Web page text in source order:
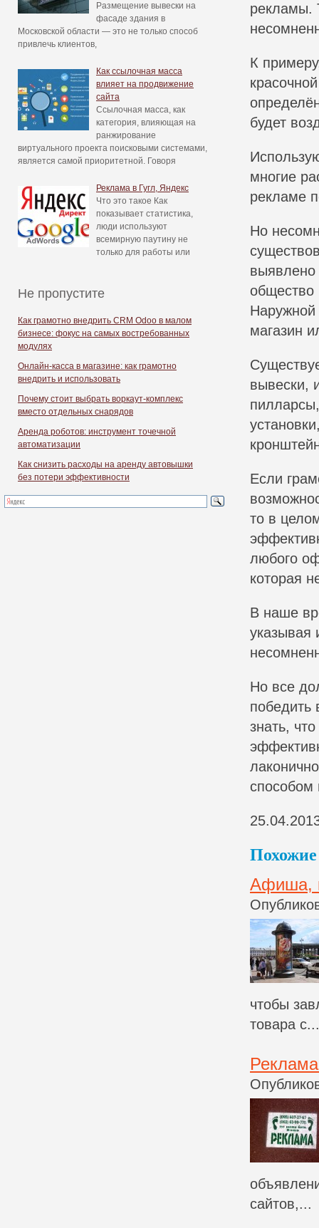
Размещение вывески на
фасаде здания в
Московской области — это не только способ
привлечь клиентов,
Как ссылочная масса
влияет на продвижение
сайта
Ссылочная масса, как
категория, влияющая на
ранжирование
виртуального проекта поисковыми системами,
является самой приоритетной. Говоря
Реклама в Гугл, Яндекс
Что это такое Как
показывает статистика,
люди используют
всемирную паутину не
только для работы или
Не пропустите
Как грамотно внедрить CRM Odoo в малом
бизнесе: фокус на самых востребованных
модулях
Онлайн-касса в магазине: как грамотно
внедрить и использовать
Почему стоит выбрать воркаут-комплекс
вместо отдельных снарядов
Аренда роботов: инструмент точечной
автоматизации
Как снизить расходы на аренду автовышки
без потери эффективности
рекламы.
К
будет
многие
рекламе
Но
выявлено
общество
Наружной
магазин
вывески,
Если
то в
любого
которая
В наше
указывая
Но все
победить
знать,
способом
Похожие
Афиша,
чтобы
товара с...
сайтов,...